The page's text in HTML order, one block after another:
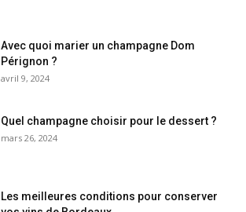
Avec quoi marier un champagne Dom
Pérignon ?
avril 9, 2024
Quel champagne choisir pour le dessert ?
mars 26, 2024
Les meilleures conditions pour conserver